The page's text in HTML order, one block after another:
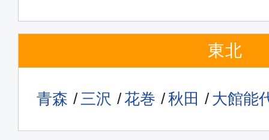
東北
青森 三沢 花巻 秋田 大館能